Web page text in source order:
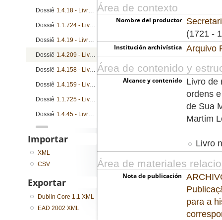
Área de contexto
Nombre del productor
(1721 -
Institución archivística Arquivo
Área de contenido y
Alcance y contenido
Livro de
ordens
de Sua
Martim
Livro
Área de materiales
Nota de publicación
para a
Dossiê 1.4.18 - Livro de registro de cartas patente, cartas de sesmarias, nombramentos, nomeações e provisões
Dossiê 1.1.724 - Livro de registro de cartas patente, nombramentos e provisões
Dossiê 1.4.19 - Livro de registro de cartas patente, cartas de sesmarias, nombramentos, nomeações e provisões
Dossiê 1.4.209 - Livro de registro de alvarás, cartas patente, cartas régias e provisões
Dossiê 1.4.158 - Livro de registro de cartas patente, cartas régias, instruções e provisões
Dossiê 1.4.159 - Livro de registro de cartas patente, cartas régias, instruções e provisões
Dossiê 1.1.725 - Livro de registro de cartas patente, cartas de sesmarias, nombramentos e provisões
Dossiê 1.4.45 - Livro de registro de alvarás, cartas patente, licenças e provisões
...
Importar
XML
CSV
Exportar
Dublin Core 1.1 XML
EAD 2002 XML